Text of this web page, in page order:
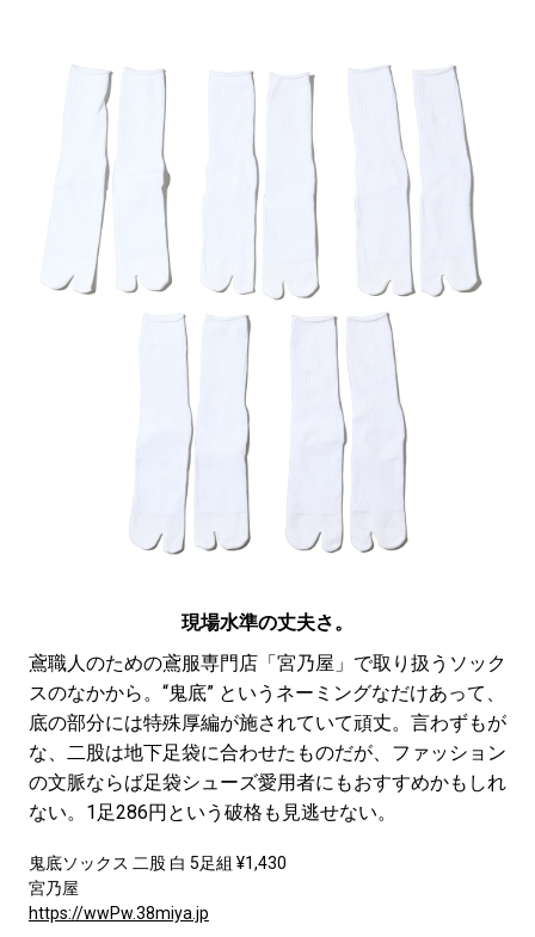
現場水準の丈夫さ。
鳶職人のための鳶服専門店「宮乃屋」で取り扱うソック
スのなかから。“鬼底” というネーミングなだけあって、
底の部分には特殊厚編が施されていて頑丈。言わずもが
な、二股は地下足袋に合わせたものだが、ファッション
の文脈ならば足袋シューズ愛用者にもおすすめかもしれ
ない。1足286円という破格も見逃せない。
鬼底ソックス 二股 白 5足組 ¥1,430
宮乃屋
https://wwPw.38miya.jp